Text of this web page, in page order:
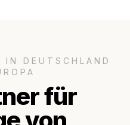
IN DEUTSCHLAND
für